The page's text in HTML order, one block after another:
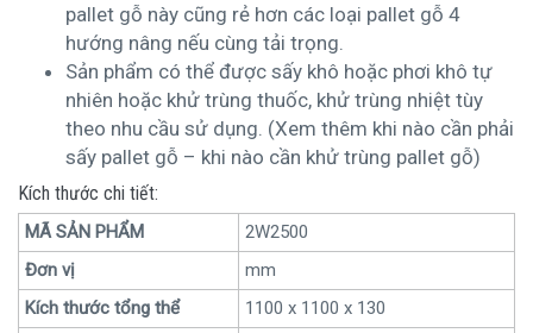
pallet gỗ này cũng rẻ hơn các loại pallet gỗ 4
hướng nâng nếu cùng tải trọng.
Sản phẩm có thể được sấy khô hoặc phơi khô tự
nhiên hoặc khử trùng thuốc, khử trùng nhiệt tùy
theo nhu cầu sử dụng. (Xem thêm khi nào cần phải
sấy pallet gỗ – khi nào cần khử trùng pallet gỗ)
Kích thước chi tiết:
MÃ SẢN PHẨM
2W2500
Đơn vị
mm
Kích thước tổng thể
1100 x 1100 x 130